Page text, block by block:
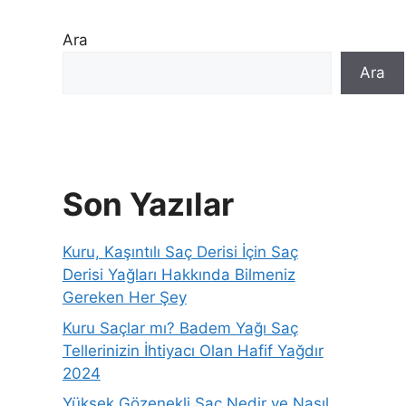
Ara
Ara
Son Yazılar
Kuru, Kaşıntılı Saç Derisi İçin Saç
Derisi Yağları Hakkında Bilmeniz
Gereken Her Şey
Kuru Saçlar mı? Badem Yağı Saç
Tellerinizin İhtiyacı Olan Hafif Yağdır
2024